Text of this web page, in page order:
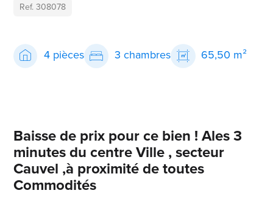
Ref. 308078
4 pièces 3 chambres 65,50 m²
Baisse de prix pour ce bien ! Ales 3
minutes du centre Ville , secteur
Cauvel ,à proximité de toutes
Commodités